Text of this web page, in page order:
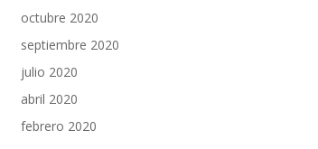
octubre 2020
septiembre 2020
julio 2020
abril 2020
febrero 2020